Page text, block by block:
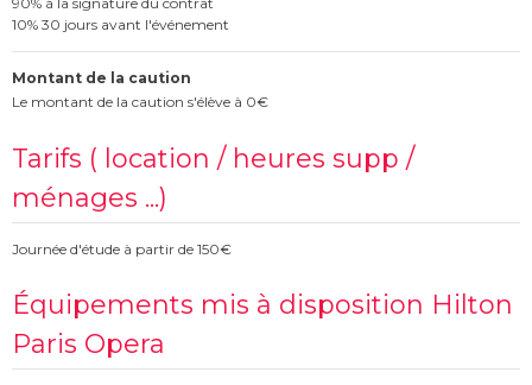
10% 30 jours avant l'événement
Montant de la caution
Le montant de la caution s'élève à 0€
Tarifs ( location / heures supp /
ménages ...)
Journée d'étude à partir de 150€
Équipements mis à disposition Hilton
Paris Opera